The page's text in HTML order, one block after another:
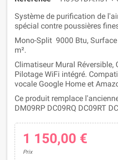
Système de purification de
spécial contre poussières
Mono-Split 9000 Btu,
m².
Climatiseur Mural Réversible,
Pilotage WiFi intégré.
vocale Google Home et
Ce produit remplace
DM09RP DC09RQ DC09RT
1 150,00 €
Prix